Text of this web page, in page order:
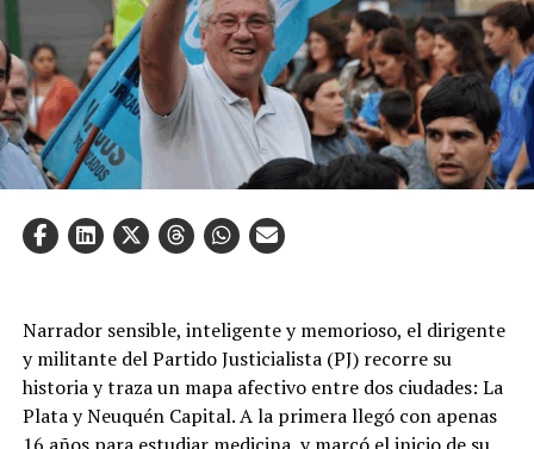
Narrador sensible, inteligente y memorioso, el dirigente
y militante del Partido Justicialista (PJ) recorre su
historia y traza un mapa afectivo entre dos ciudades: La
Plata y Neuquén Capital. A la primera llegó con apenas